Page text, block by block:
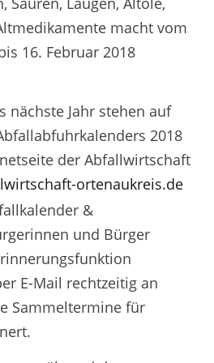
macht vom
16. Februar 2018
nächste Jahr stehen auf
2018
der Abfallwirtschaft
ortenaukreis.de
&
und Bürger
E-Mail rechtzeitig an
Sammeltermine für